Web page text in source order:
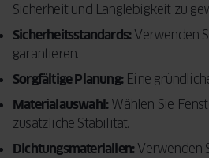
Sicherheit und Langlebigkeit zu
Sicherheitsstandards:Verwenden
garantieren.
Sorgfältige Planung:Eine
Materialauswahl:Wählen Sie
zusätzliche Stabilität.
Dichtungsmaterialien:Verwenden